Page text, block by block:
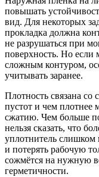
повышать
вид. Для некоторых
прокладка должна
не разрушаться при
поверхность. Но если
сложным контуром,
учитывать заранее.
Плотность связана
пустот и чем плотнее
сжатию. Чем больше
нельзя сказать, что
уплотнитель слишком
и потерять рабочую
сожмётся на нужную
герметичности.